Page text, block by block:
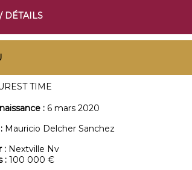
DÉTAILS
TIME
: 6 mars 2020
Mauricio Delcher Sanchez
: Nextville Nv
: 100 000 €